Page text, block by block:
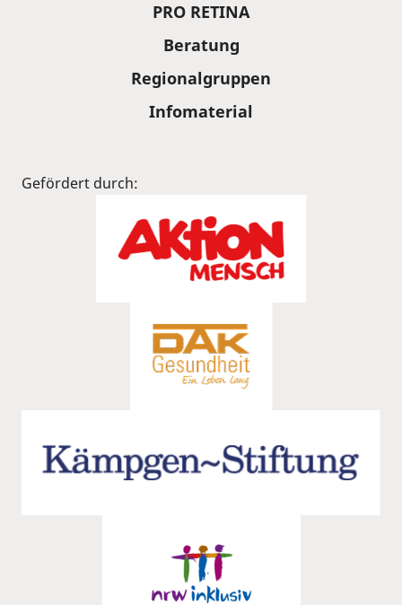
PRO RETINA
Beratung
Regionalgruppen
Infomaterial
Gefördert durch: